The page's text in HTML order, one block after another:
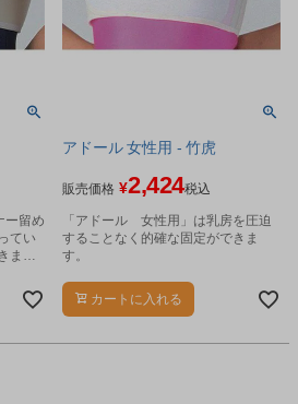
ー留め
てい
ま
アドール 女性用 - 竹虎
販売価格 ¥2,424税込
「アドール 女性用」は乳房を圧迫
することなく的確な固定ができま
す。
カートに入れる